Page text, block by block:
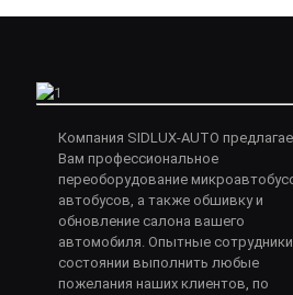
Компания SIDLUX-AUTO
Вам профессиональное
переоборудование
автобусов, а также обшивку и
обновление салона вашего
автомобиля. Опытные
состоянии выполнить любые
пожелания наших клиентов, по